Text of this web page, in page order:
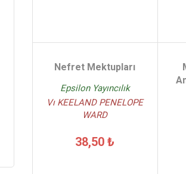
Nefret Mektupları
Epsilon Yayıncılık
Vı KEELAND PENELOPE
WARD
38,50 ₺